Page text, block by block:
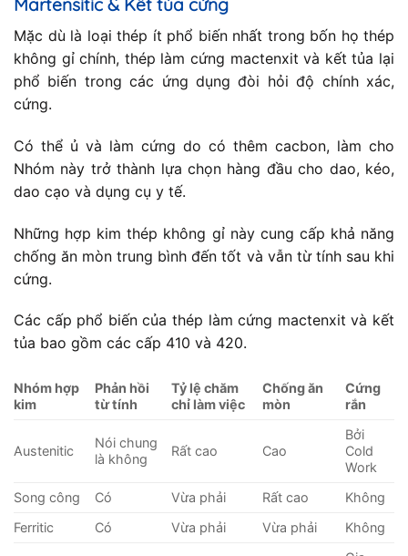
Martensitic & Kết tủa cứng
Mặc dù là loại thép ít phổ biến nhất trong bốn họ thép
không gỉ chính, thép làm cứng mactenxit và kết tủa lại
phổ biến trong các ứng dụng đòi hỏi độ chính xác,
cứng.
Có thể ủ và làm cứng do có thêm cacbon, làm cho
Nhóm này trở thành lựa chọn hàng đầu cho dao, kéo,
dao cạo và dụng cụ y tế.
Những hợp kim thép không gỉ này cung cấp khả năng
chống ăn mòn trung bình đến tốt và vẫn từ tính sau khi
cứng.
Các cấp phổ biến của thép làm cứng mactenxit và kết
tủa bao gồm các cấp 410 và 420.
Nhóm hợp
kim
Phản hồi
từ tính
Tỷ lệ chăm
chỉ làm việc
Chống ăn
mòn
Cứng
rắn
Austenitic
Nói chung
là không
Rất cao Cao
Bởi
Cold
Work
Song công
Có Vừa phải Rất cao
Không
Ferritic
Có Vừa phải Vừa phải Không